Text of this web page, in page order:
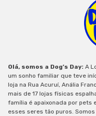
Olá, somos a Dog’s Day: A
um sonho familiar que teve
loja na Rua Acuruí, Anália
mais de 17 lojas físicas
família é apaixonada por pets
esses seres tão puros.